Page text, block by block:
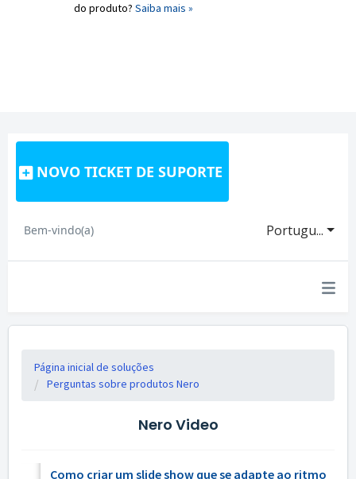
do produto? Saiba mais »
NOVO TICKET DE SUPORTE
Portugu...
Bem-vindo(a)
Página inicial de soluções
Perguntas sobre produtos Nero
Nero Video
Como criar um slide show que se adapte ao ritmo